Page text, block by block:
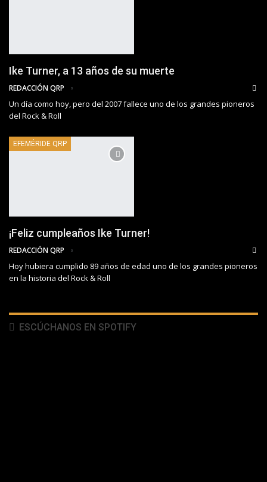
Ike Turner, a 13 años de su muerte
REDACCIÓN QRP
Un día como hoy, pero del 2007 fallece uno de los grandes pioneros
del Rock & Roll
EFEMÉRIDE QRP
¡Feliz cumpleaños Ike Turner!
REDACCIÓN QRP
Hoy hubiera cumplido 89 años de edad uno de los grandes pioneros
en la historia del Rock & Roll
ESCÚCHANOS EN SPOTIFY